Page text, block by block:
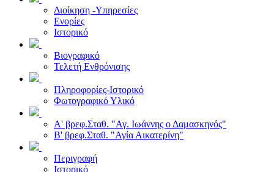
Διοίκηση -Υπηρεσίες
Ενορίες
Ιστορικό
Βιογραφικό
Τελετή Ενθρόνισης
Πληροφορίες-Ιστορικό
Φωτογραφικό Υλικό
Α' βρεφ.Σταθ. "Αγ. Ιωάννης ο Δαμασκηνός"
Β' βρεφ.Σταθ. "Αγία Αικατερίνη"
Περιγραφή
Ιστορικό